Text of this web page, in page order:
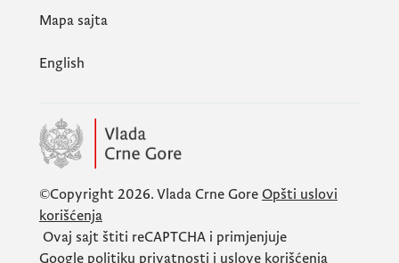
Mapa sajta
English
©Copyright 2026. Vlada Crne Gore Opšti uslovi
korišćenja
Ovaj sajt štiti reCAPTCHA i primjenjuje
Google politiku privatnosti i uslove korišćenja